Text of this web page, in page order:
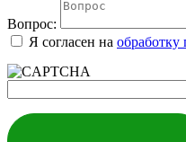
Вопрос:
Я согласен на